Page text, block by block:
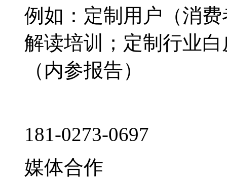
例如：定制用户（消
解读培训；定制行业
（内参报告）
181-0273-0697
媒体合作